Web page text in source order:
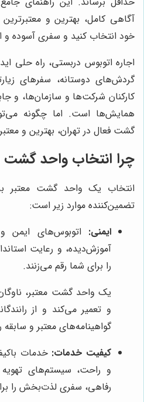
آگاهی کامل، بهترین و
خود انتخاب کنید و سفری آسوده و
اجاره اتوبوس دربستی، راه حلی
گردش‌های دوستانه، سفرهای
کارکنان شرکت‌ها و سازمان‌ها، و
همایش‌ها است. اما چگونه
گشت فعال در تهران، بهترین و
چرا انتخاب واحد گشت
انتخاب یک واحد گشت معتبر
تضمین‌کننده موارد زیر است:
ایمنی: اتوبوس‌های ایمن
آموزش‌دیده، و رعایت
را برای شما رقم می‌زنند.
یک واحد گشت معتبر،
و تعمیر می‌کند و از
گواهینامه‌های معتبر و
کیفیت خدمات: خدمات
و راحت، سیستم‌های
رفاهی، سفری لذت‌بخش را